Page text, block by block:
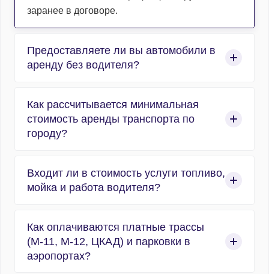
заранее в договоре.
Предоставляете ли вы автомобили в
аренду без водителя?
организованных пассажирских перевозок, и
абсолютно весь автотранспорт
предоставляется с профессиональным
водителя.
Как рассчитывается минимальная
стоимость аренды транспорта по
городу?
стандартизированной формуле «часы работы +
1 час подачи». Минимальный заказ – 4 часа, в
часов, все зависит от маршрута и
рассчитывается индивидуально. Час подачи
компенсирует расходы на ГСМ и время
Входит ли в стоимость услуги топливо,
мойка и работа водителя?
(ГСМ), предрейсовая мойка и химчистка кузова
и салона, а также оплата работы
профессионального водителя уже на 100%
Как оплачиваются платные трассы
(М-11, М-12, ЦКАД) и парковки в
аэропортах?